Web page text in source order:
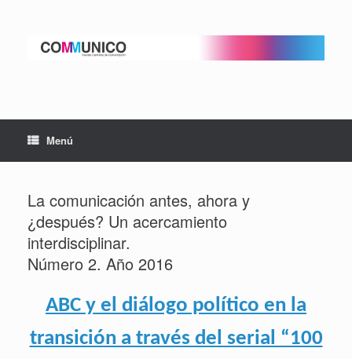
Menú
La comunicación antes, ahora y
¿después? Un acercamiento
interdisciplinar.
Número 2. Año 2016
ABC y el diálogo político en la
transición a través del serial “100